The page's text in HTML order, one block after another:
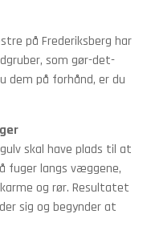
på Frederiksberg har
som gør-det-
dem på forhånd, er du
skal have plads til at
fuger langs væggene,
og rør. Resultatet
sig og begynder at